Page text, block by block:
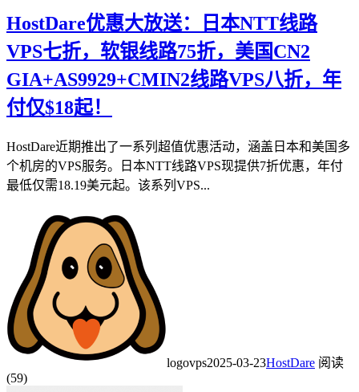
HostDare优惠大放送：日本NTT线路
VPS七折，软银线路75折，美国CN2
GIA+AS9929+CMIN2线路VPS八折，年
付仅$18起！
HostDare近期推出了一系列超值优惠活动，涵盖日本和美国多
个机房的VPS服务。日本NTT线路VPS现提供7折优惠，年付
最低仅需18.19美元起。该系列VPS...
logovps2025-03-23HostDare 阅读
(59)